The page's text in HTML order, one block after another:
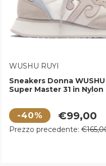
VENDITORE:
WUSHU RUYI
Sneakers Donna WUSHU
Super Master 31 in Nylon
Winter Pear
-40%
Prezzo di vendita
€99,00
Prezzo regolare
Prezzo precedente: